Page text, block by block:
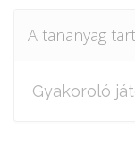
A tananyag
Gyakoroló